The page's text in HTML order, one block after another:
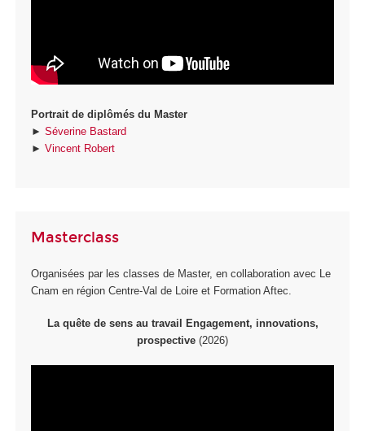
Portrait de diplômés du Master
► Séverine Bastard
► Vincent Robert
Masterclass
Organisées par les classes de Master, en collaboration avec Le
Cnam en région Centre-Val de Loire et Formation Aftec.
La quête de sens au travail Engagement, innovations,
prospective (2026)